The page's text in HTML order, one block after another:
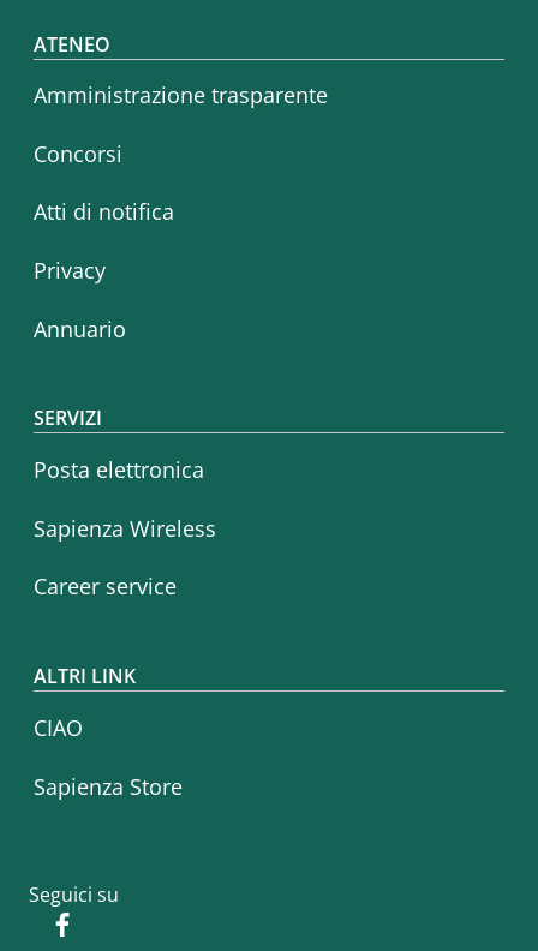
Footer menu
ATENEO
Amministrazione trasparente
Concorsi
Atti di notifica
Privacy
Annuario
SERVIZI
Posta elettronica
Sapienza Wireless
Career service
ALTRI LINK
CIAO
Sapienza Store
Seguici su